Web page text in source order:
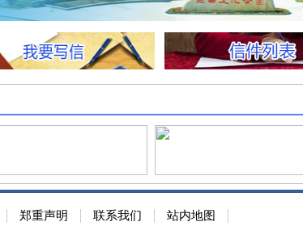
郑重声明 联系我们 站内地图